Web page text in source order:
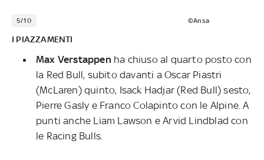
5/10 ©Ansa
I PIAZZAMENTI
Max Verstappen ha chiuso al quarto posto con
la Red Bull, subito davanti a Oscar Piastri
(McLaren) quinto, Isack Hadjar (Red Bull) sesto,
Pierre Gasly e Franco Colapinto con le Alpine. A
punti anche Liam Lawson e Arvid Lindblad con
le Racing Bulls.